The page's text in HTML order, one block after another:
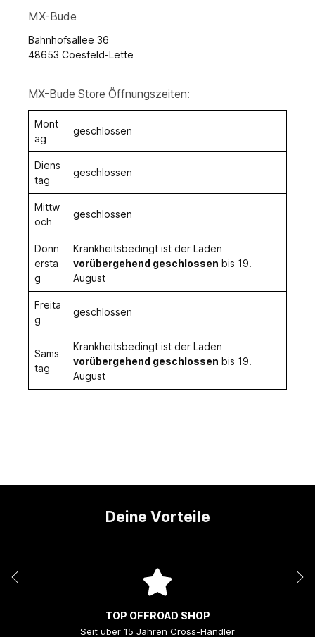
MX-Bude
Bahnhofsallee 36
48653 Coesfeld-Lette
MX-Bude Store Öffnungszeiten:
Mont
ag
geschlossen
Diens
tag
geschlossen
Mittw
och
geschlossen
Donn
ersta
g
Krankheitsbedingt ist der Laden
vorübergehend geschlossen bis 19.
August
Freita
g
geschlossen
Sams
tag
Krankheitsbedingt ist der Laden
vorübergehend geschlossen bis 19.
August
Deine Vorteile
TOP OFFROAD SHOP
Seit über 15 Jahren Cross-Händler